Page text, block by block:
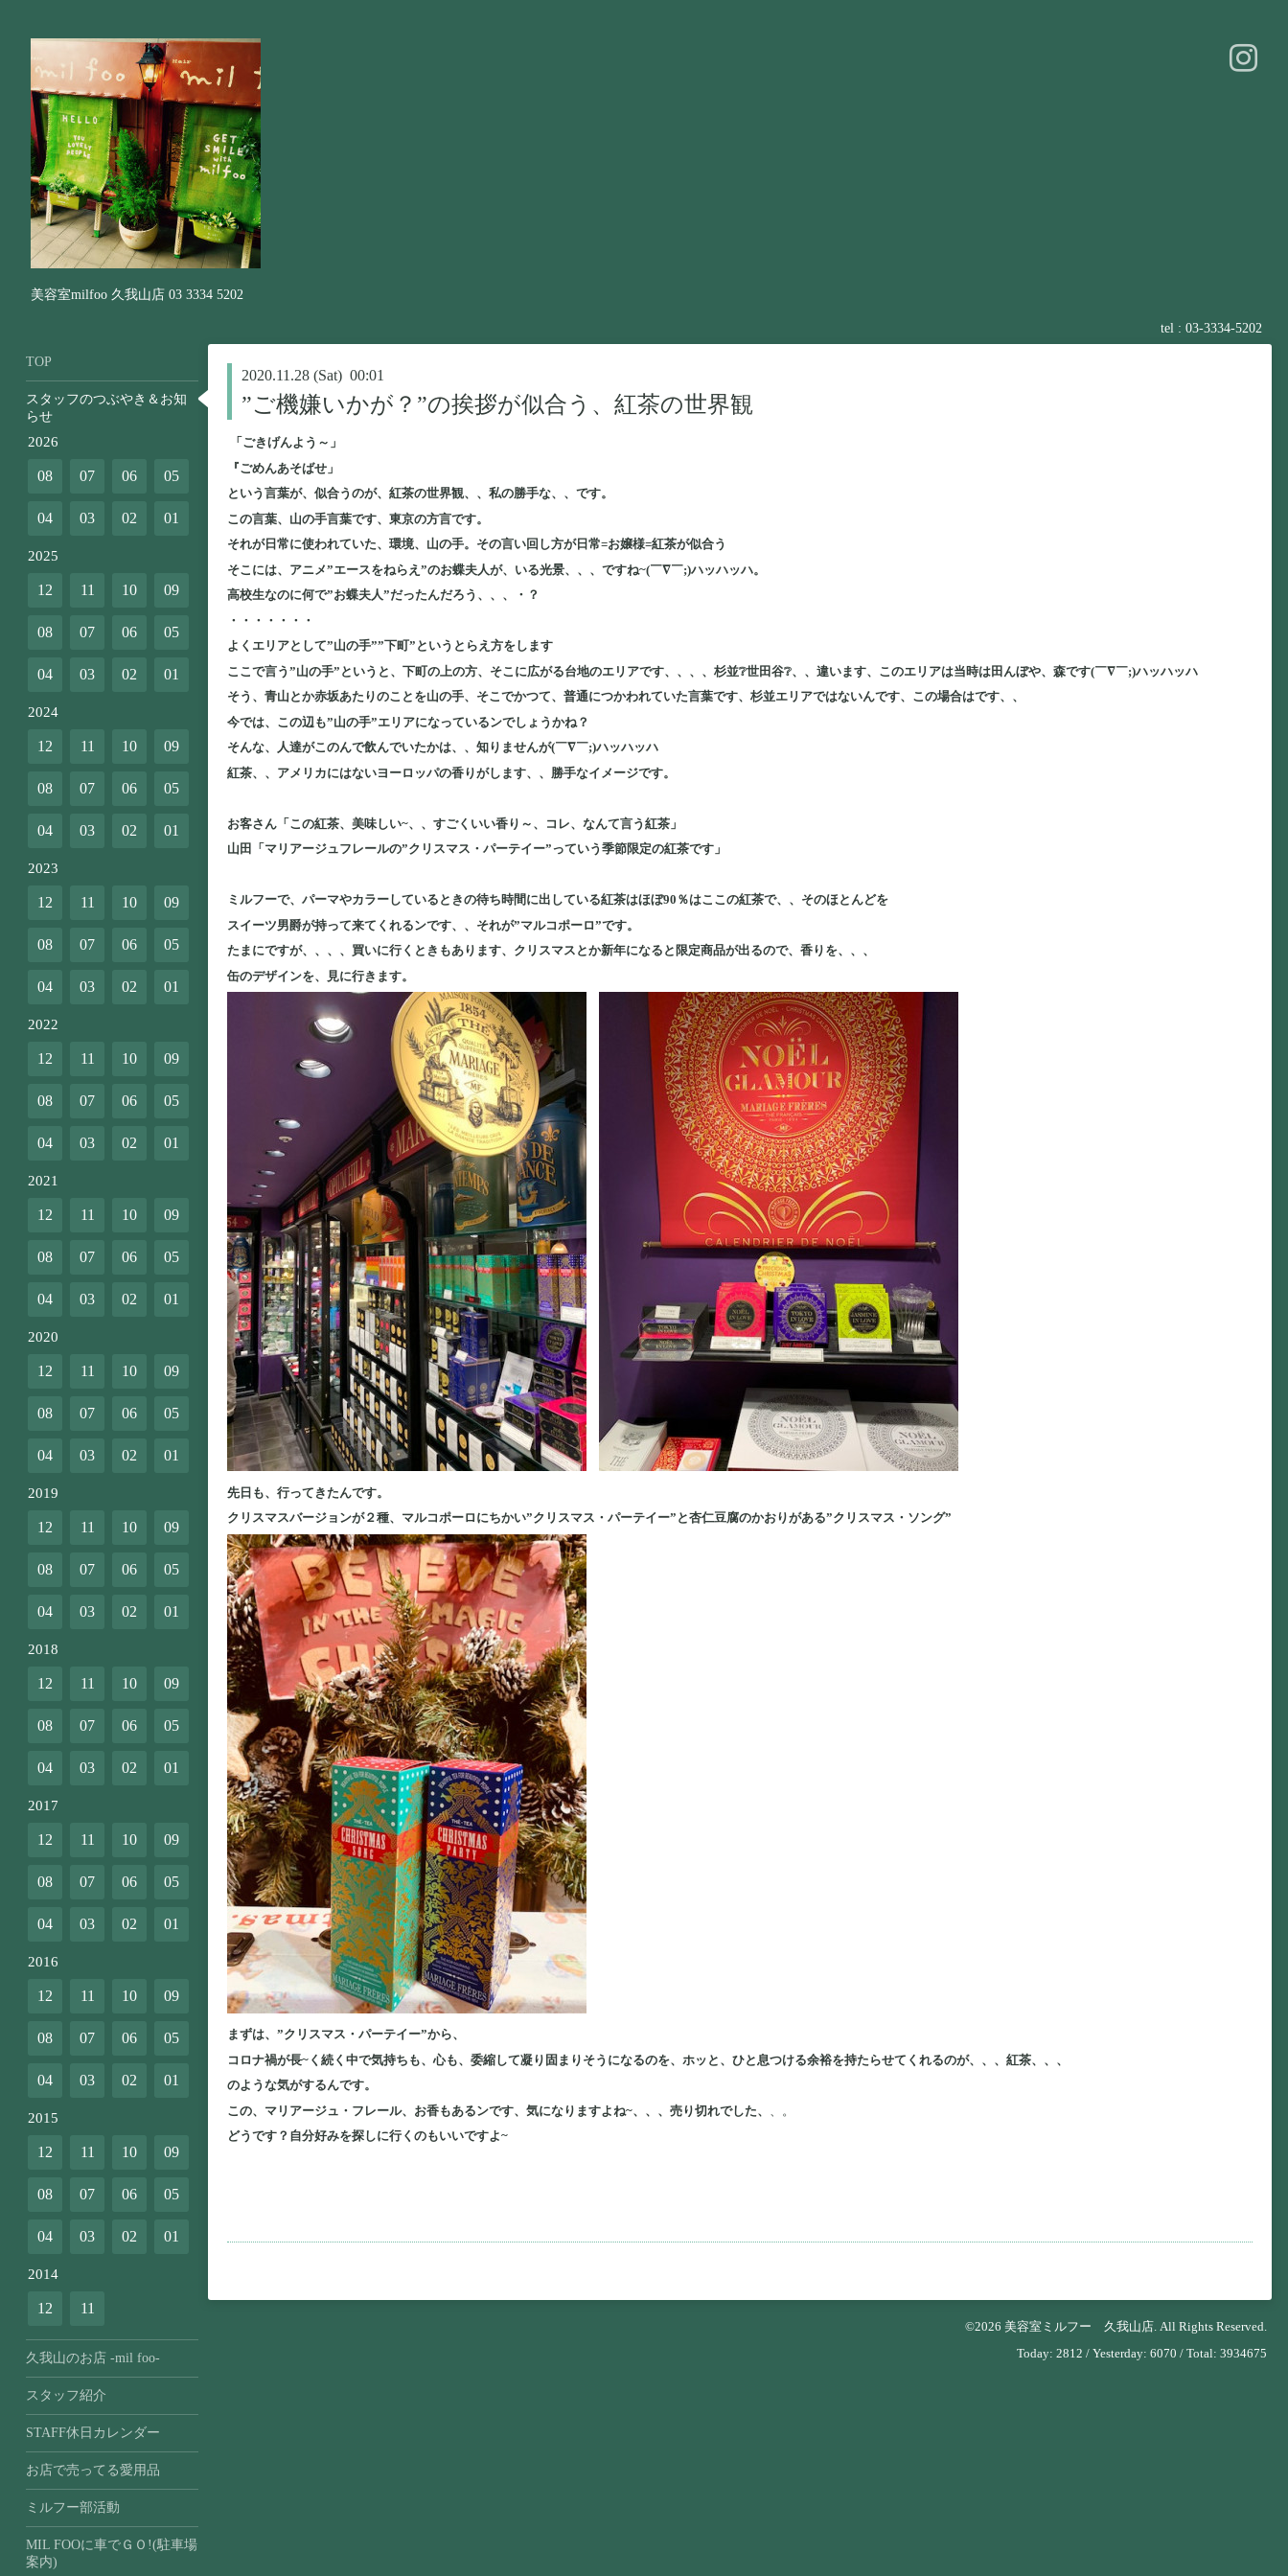
美容室milfoo 久我山店 03 3334 5202
tel : 03-3334-5202
2020.11.28 (Sat) 00:01
”ご機嫌いかが？”の挨拶が似合う、紅茶の世界観
「ごきげんよう～」
『ごめんあそばせ」
という言葉が、似合うのが、紅茶の世界観、、私の勝手な、、です。
この言葉、山の手言葉です、東京の方言です。
それが日常に使われていた、環境、山の手。その言い回し方が日常=お嬢様=紅茶が似合う
そこには、アニメ”エースをねらえ”のお蝶夫人が、いる光景、、、ですね~(￣∇￣;)ハッハッハ。
高校生なのに何で”お蝶夫人”だったんだろう、、、・？
・・・・・・・
よくエリアとして”山の手””下町”というとらえ方をします
ここで言う”山の手”というと、下町の上の方、そこに広がる台地のエリアです、、、、杉並❔世田谷❔、、違います、このエリアは当時は田んぼや、森です(￣∇￣;)ハッハッハ
そう、青山とか赤坂あたりのことを山の手、そこでかつて、普通につかわれていた言葉です、杉並エリアではないんです、この場合はです、、
今では、この辺も”山の手”エリアになっているンでしょうかね？
そんな、人達がこのんで飲んでいたかは、、知りませんが(￣∇￣;)ハッハッハ
紅茶、、アメリカにはないヨーロッパの香りがします、、勝手なイメージです。
お客さん「この紅茶、美味しい~、、すごくいい香り～、コレ、なんて言う紅茶」
山田「マリアージュフレールの”クリスマス・パーテイー”っていう季節限定の紅茶です」
ミルフーで、パーマやカラーしているときの待ち時間に出している紅茶はほぼ90％はここの紅茶で、、そのほとんどを
スイーツ男爵が持って来てくれるンです、、それが”マルコポーロ”です。
たまにですが、、、、買いに行くときもあります、クリスマスとか新年になると限定商品が出るので、香りを、、、
缶のデザインを、見に行きます。
先日も、行ってきたんです。
クリスマスバージョンが２種、マルコポーロにちかい”クリスマス・パーテイー”と杏仁豆腐のかおりがある”クリスマス・ソング”
まずは、”クリスマス・パーテイー”から、
コロナ禍が長~く続く中で気持ちも、心も、委縮して凝り固まりそうになるのを、ホッと、ひと息つける余裕を持たらせてくれるのが、、、紅茶、、、
のような気がするんです。
この、マリアージュ・フレール、お香もあるンです、気になりますよね~、、、売り切れでした、
、。
どうです？自分好みを探しに行くのもいいですよ~
©2026 美容室ミルフー 久我山店 . All Rights Reserved.
Today: 2812 / Yesterday: 6070 / Total: 3934675
TOP
スタッフのつぶやき＆お知
らせ
2026
08 07 06 05
04 03 02 01
2025
12 11 10 09
08 07 06 05
04 03 02 01
2024
12 11 10 09
08 07 06 05
04 03 02 01
2023
12 11 10 09
08 07 06 05
04 03 02 01
2022
12 11 10 09
08 07 06 05
04 03 02 01
2021
12 11 10 09
08 07 06 05
04 03 02 01
2020
12 11 10 09
08 07 06 05
04 03 02 01
2019
12 11 10 09
08 07 06 05
04 03 02 01
2018
12 11 10 09
08 07 06 05
04 03 02 01
2017
12 11 10 09
08 07 06 05
04 03 02 01
2016
12 11 10 09
08 07 06 05
04 03 02 01
2015
12 11 10 09
08 07 06 05
04 03 02 01
2014
12 11
久我山のお店 -mil foo-
スタッフ紹介
STAFF休日カレンダー
お店で売ってる愛用品
ミルフー部活動
MIL FOOに車でＧＯ!(駐車場
案内)